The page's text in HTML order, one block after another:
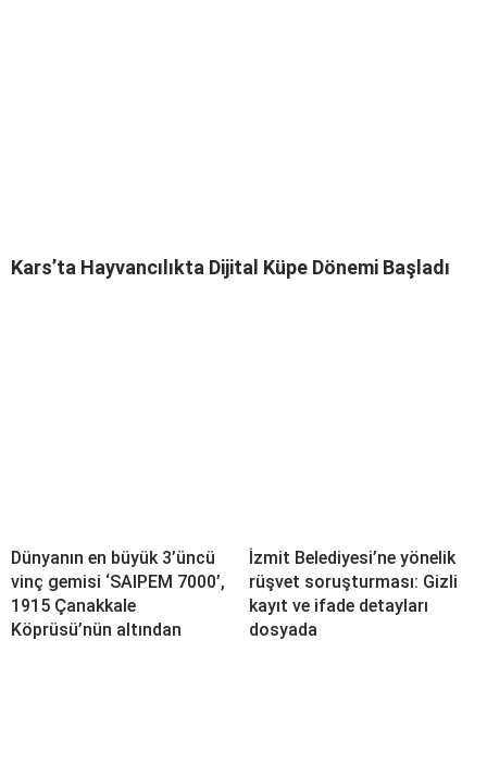
Kars’ta Hayvancılıkta Dijital Küpe Dönemi Başladı
Dünyanın en büyük 3’üncü
vinç gemisi ‘SAIPEM 7000’,
1915 Çanakkale
Köprüsü’nün altından
İzmit Belediyesi’ne yönelik
rüşvet soruşturması: Gizli
kayıt ve ifade detayları
dosyada